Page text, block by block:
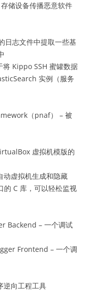
储设备传播恶意软件
日志文件中提取一些基
Kippo SSH 蜜罐数据
实例（服务
（pnaf） – 被
虚拟机模版的
动虚拟机生成和隐藏
C 库，可以轻松监视
Backend – 一个调试
Frontend – 一个调
向工程工具